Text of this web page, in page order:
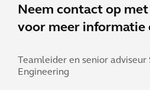
Neem contact op met
voor meer informatie
Teamleider en senior
Engineering